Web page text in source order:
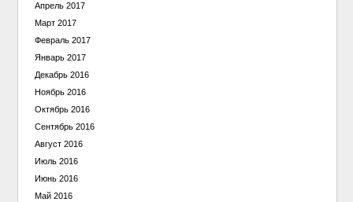
Апрель 2017
Март 2017
Февраль 2017
Январь 2017
Декабрь 2016
Ноябрь 2016
Октябрь 2016
Сентябрь 2016
Август 2016
Июль 2016
Июнь 2016
Май 2016